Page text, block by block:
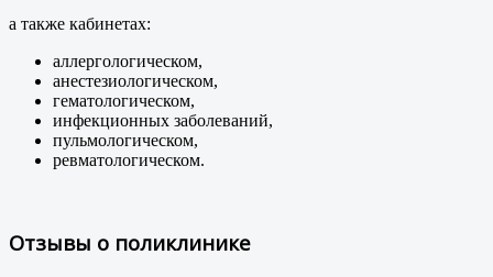
а также кабинетах:
аллергологическом,
анестезиологическом,
гематологическом,
инфекционных заболеваний,
пульмологическом,
ревматологическом.
Отзывы о поликлинике